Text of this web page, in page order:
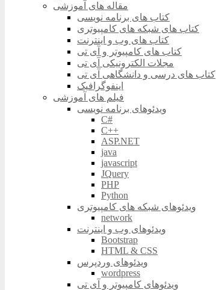
مقاله های آموزشی
کتاب های برنامه نویسی
کتاب های شبکه های کامپیوتری
کتاب های وب و اینترنت
کتاب های کامپیوتر و آی تی
مجلات الکترونیکی آی تی
کتاب های درسی و دانشگاهی آی تی
اینفوگرافیک
فیلم های آموزشی
ویدئوهای برنامه نویسی
C#
C++
ASP.NET
java
javascript
JQuery
PHP
Python
ویدئوهای شبکه های کامپیوتری
network
ویدئوهای وب و اینترنت
Bootstrap
HTML & CSS
ویدئوهای وردپرس
wordpress
ویدئوهای کامپیوتر و آی تی